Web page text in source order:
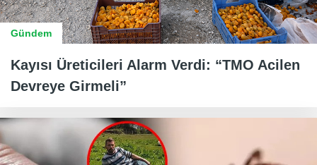
Gündem
Kayısı Üreticileri Alarm Verdi: “TMO Acilen
Devreye Girmeli”